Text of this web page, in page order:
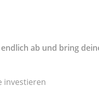
ab und bring
investieren